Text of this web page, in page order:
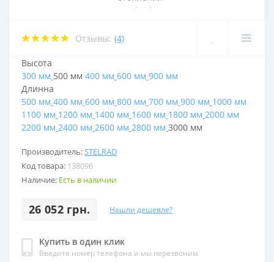
Отзывы: (4)
Производитель:STELRAD
Код товара: 138096
Наличие: Есть в наличии
26 052 грн. Нашли дешевле?
Купить в один клик
Введите номер телефона и мы перезвоним
Высота
300 мм 500 мм 400 мм 600 мм 900 мм
Длинна
500 мм 400 мм 600 мм 800 мм 700 мм 900 мм 1000 мм
1100 мм 1200 мм 1400 мм 1600 мм 1800 мм 2000 мм
2200 мм 2400 мм 2600 мм 2800 мм 3000 мм